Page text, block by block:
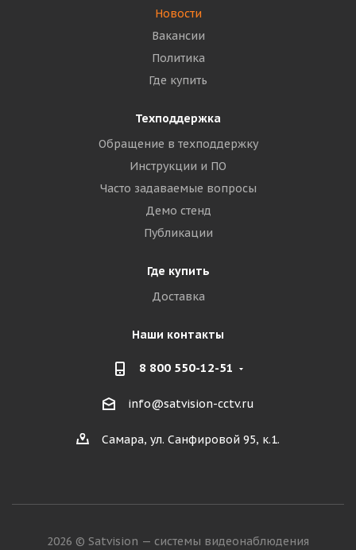
Новости
Вакансии
Политика
Где купить
Техподдержка
Обращение в техподдержку
Инструкции и ПО
Часто задаваемые вопросы
Демо стенд
Публикации
Где купить
Доставка
Наши контакты
8 800 550-12-51
info@satvision-cctv.ru
Самара, ул. Санфировой 95, к.1.
2026 © Satvision — системы видеонаблюдения